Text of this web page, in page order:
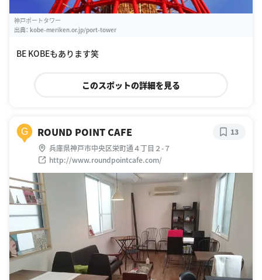
神戸ポートタワー
出典： kobe-meriken.or.jp/port-tower
BE KOBEもあります笑
このスポットの詳細を見る
G ROUND POINT CAFE
兵庫県神戸市中央区栄町通４丁目２-７
http://www.roundpointcafe.com/
13